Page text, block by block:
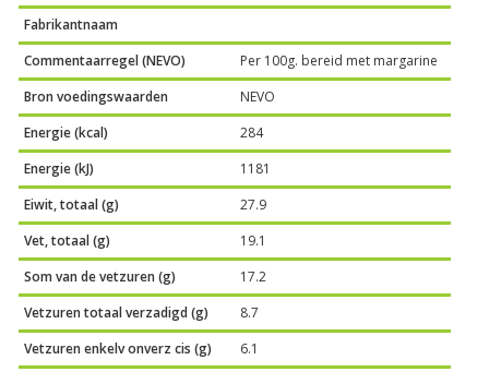
Fabrikantnaam
Commentaarregel (NEVO)
Per 100g. bereid met margarine
Bron voedingswaarden
NEVO
Energie (kcal)
284
Energie (kJ)
1181
Eiwit, totaal (g)
27.9
Vet, totaal (g)
19.1
Som van de vetzuren (g)
17.2
Vetzuren totaal verzadigd (g)
8.7
Vetzuren enkelv onverz cis (g)
6.1